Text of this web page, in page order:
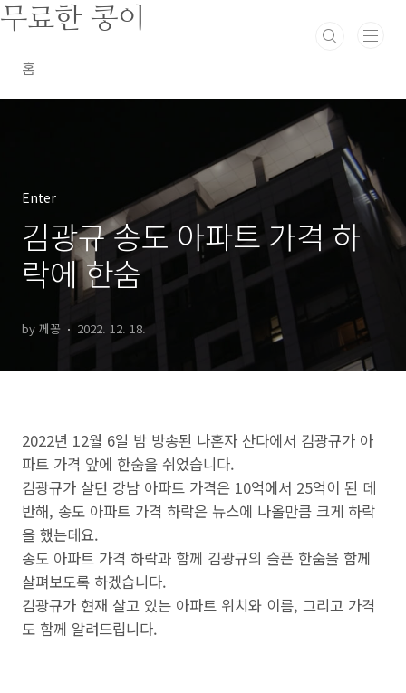
본문 바로가기
무료한 콩이
홈
Enter
김광규 송도 아파트 가격 하
락에 한숨
by 께꽁 2022. 12. 18.
2022년 12월 6일 밤 방송된 나혼자 산다에서 김광규가 아
파트 가격 앞에 한숨을 쉬었습니다.
김광규가 살던 강남 아파트 가격은 10억에서 25억이 된 데
반해, 송도 아파트 가격 하락은 뉴스에 나올만큼 크게 하락
을 했는데요.
송도 아파트 가격 하락과 함께 김광규의 슬픈 한숨을 함께
살펴보도록 하겠습니다.
김광규가 현재 살고 있는 아파트 위치와 이름, 그리고 가격
도 함께 알려드립니다.